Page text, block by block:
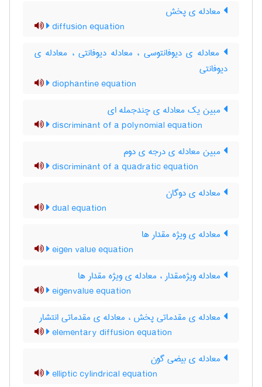
معادله ی پخش
diffusion equation
معادله ی دیوفانتوسی ، معادله دیوفانتی ، معادله ی
دیوفانتی
diophantine equation
مبین یک معادله ی چندجمله ای
discriminant of a polynomial equation
مبین معادله ی درجه ی دوم
discriminant of a quadratic equation
معادله ی دوگان
dual equation
معادله ی ویژه مقدار ها
eigen value equation
معادله ویژه‌مقدار ، معادله ی ویژه مقدار ها
eigenvalue equation
معادله ی مقدماتی پخش ، معادله ی مقدماتی انتشار
elementary diffusion equation
معادله ی بیضی گون
elliptic cylindrical equation